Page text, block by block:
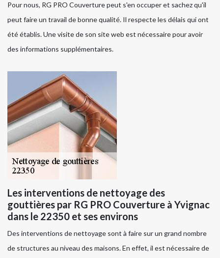
Pour nous, RG PRO Couverture peut s'en occuper et sachez qu'il
peut faire un travail de bonne qualité. Il respecte les délais qui ont
été établis. Une visite de son site web est nécessaire pour avoir
des informations supplémentaires.
Les interventions de nettoyage des
gouttières par RG PRO Couverture à Yvignac
dans le 22350 et ses environs
Des interventions de nettoyage sont à faire sur un grand nombre
de structures au niveau des maisons. En effet, il est nécessaire de